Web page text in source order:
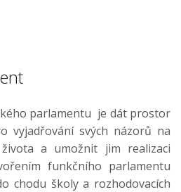
parlamentu je dát prostor
vyjadřování svých názorů na
a umožnit jim realizaci
funkčního parlamentu
chodu školy a rozhodovacích